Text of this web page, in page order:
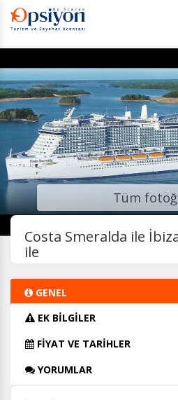
Tüm
Costa Smeralda ile
ile
GENEL
EK BİLGİLER
FİYAT VE TARİHLER
YORUMLAR